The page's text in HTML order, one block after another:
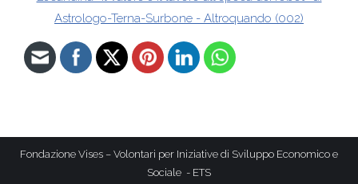
Astrologo-Terna-Surbone - Altroquando (002)
Fondazione Vises – Volontari per Iniziative di Sviluppo Economico e
Sociale - ETS